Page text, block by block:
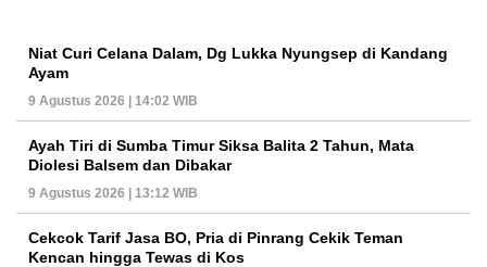
Niat Curi Celana Dalam, Dg Lukka Nyungsep di Kandang
Ayam
9 Agustus 2026 | 14:02 WIB
Ayah Tiri di Sumba Timur Siksa Balita 2 Tahun, Mata
Diolesi Balsem dan Dibakar
9 Agustus 2026 | 13:12 WIB
Cekcok Tarif Jasa BO, Pria di Pinrang Cekik Teman
Kencan hingga Tewas di Kos